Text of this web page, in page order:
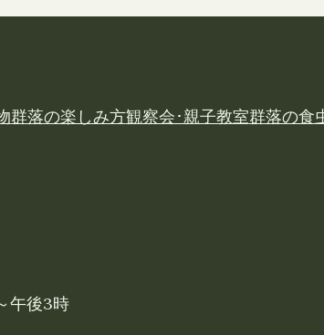
群落の楽しみ方観察会･親子教室群落の食
午後3時